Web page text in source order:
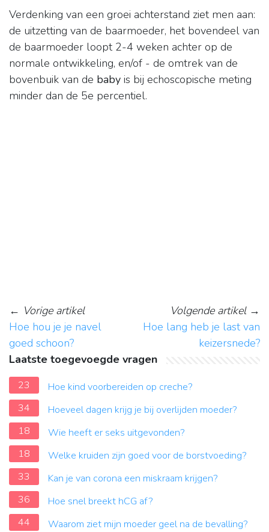
Verdenking van een groei achterstand ziet men aan:
de uitzetting van de baarmoeder, het bovendeel van
de baarmoeder loopt 2-4 weken achter op de
normale ontwikkeling, en/of - de omtrek van de
bovenbuik van de baby is bij echoscopische meting
minder dan de 5e percentiel.
← Vorige artikel
Hoe hou je je navel
goed schoon?
Volgende artikel→
Hoe lang heb je last van
keizersnede?
Laatste toegevoegde vragen
23
Hoe kind voorbereiden op creche?
34
Hoeveel dagen krijg je bij overlijden moeder?
18
Wie heeft er seks uitgevonden?
18
Welke kruiden zijn goed voor de borstvoeding?
33
Kan je van corona een miskraam krijgen?
36
Hoe snel breekt hCG af?
44
Waarom ziet mijn moeder geel na de bevalling?